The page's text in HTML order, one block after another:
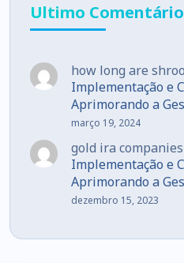
Ultimo Comentário
how long are
Implementação e
Aprimorando a
Usuários em
março 19, 2024
gold ira companies
Implementação e
Aprimorando a
Usuários em
dezembro 15, 2023